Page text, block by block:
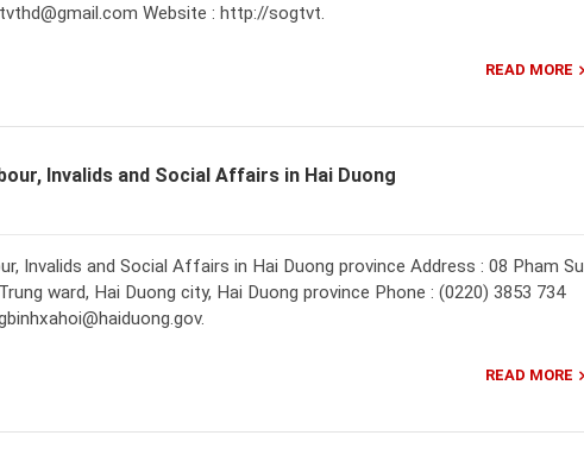
Website : http://sogtvt.
READ MORE
Invalids and Social Affairs in Hai Duong
Invalids and Social Affairs in Hai Duong province Address : 08 Pham Su
ward, Hai Duong city, Hai Duong province Phone : (0220) 3853 734
READ MORE